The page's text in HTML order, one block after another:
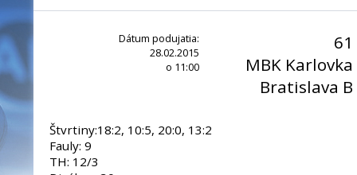
Dátum podujatia:
28.02.2015
o 11:00
61
MBK Karlovka
Bratislava B
Štvrtiny:18:2, 10:5, 20:0, 13:2
Fauly: 9
TH: 12/3